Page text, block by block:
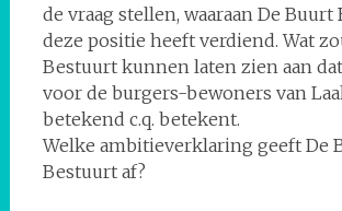
de vraag stellen, waaraan De
deze positie heeft verdiend. Wat
Bestuurt kunnen laten zien aan
voor de burgers-bewoners van
betekend c.q. betekent.
Welke ambitieverklaring geeft De
Bestuurt af?